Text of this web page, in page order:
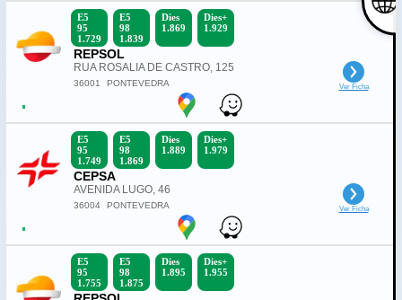
E5
95
1.729
E5
98
1.839
Dies
1.869
Dies+
1.929
REPSOL
RUA ROSALIA DE CASTRO, 125
36001 PONTEVEDRA Ver Ficha
E5
95
1.749
E5
98
1.869
Dies
1.889
Dies+
1.979
CEPSA
AVENIDA LUGO, 46
36004 PONTEVEDRA Ver Ficha
E5
95
1.755
E5
98
1.875
Dies
1.895
Dies+
1.955